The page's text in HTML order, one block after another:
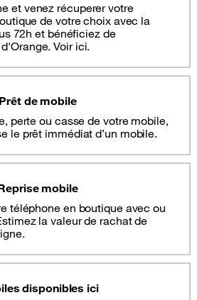
et venez récuperer votre
de votre choix avec la
72h et bénéficiez de
Voir ici.
Prêt de mobile
perte ou casse de votre mobile,
le prêt immédiat d’un mobile.
mobile
téléphone en boutique avec ou
la valeur de rachat de
disponibles ici